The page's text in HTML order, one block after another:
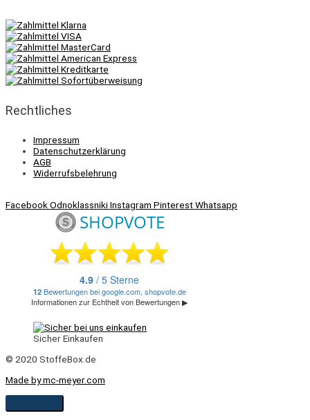
Rechtliches
Impressum
Datenschutzerklärung
AGB
Widerrufsbelehrung
FacebookOdnoklassnikiInstagram PinterestWhatsapp
Sicher Einkaufen
© 2020 StoffeBox.de
Made by mc-meyer.com